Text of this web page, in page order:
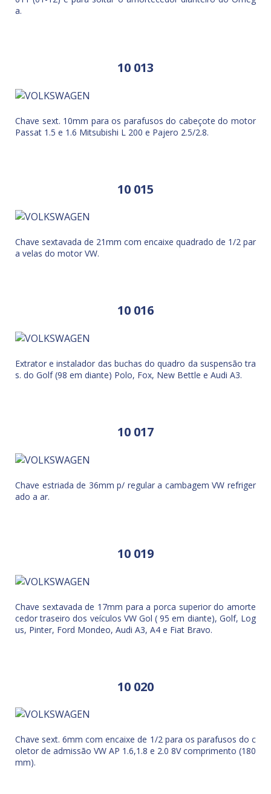
a.
10 013
Chave sext. 10mm para os parafusos do cabeçote do motor
Passat 1.5 e 1.6 Mitsubishi L 200 e Pajero 2.5/2.8.
10 015
Chave sextavada de 21mm com encaixe quadrado de 1/2 par
a velas do motor VW.
10 016
Extrator e instalador das buchas do quadro da suspensão tra
s. do Golf (98 em diante) Polo, Fox, New Bettle e Audi A3.
10 017
Chave estriada de 36mm p/ regular a cambagem VW refriger
ado a ar.
10 019
Chave sextavada de 17mm para a porca superior do amorte
cedor traseiro dos veículos VW Gol ( 95 em diante), Golf, Log
us, Pinter, Ford Mondeo, Audi A3, A4 e Fiat Bravo.
10 020
Chave sext. 6mm com encaixe de 1/2 para os parafusos do c
oletor de admissão VW AP 1.6,1.8 e 2.0 8V comprimento (180
mm).